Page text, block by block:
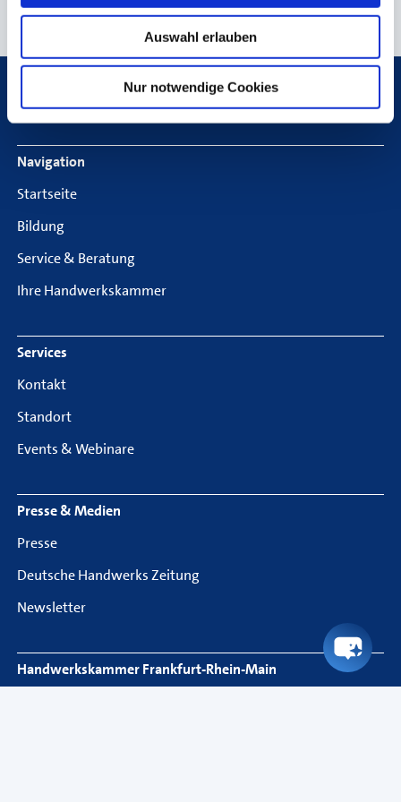
Auswahl erlauben
Nur notwendige Cookies
Startseite Suche
Footer Navigation
Navigation
Startseite
Bildung
Service & Beratung
Ihre Handwerkskammer
Services
Kontakt
Standort
Events & Webinare
Presse & Medien
Presse
Deutsche Handwerks Zeitung
Newsletter
Handwerkskammer Frankfurt-Rhein-Main